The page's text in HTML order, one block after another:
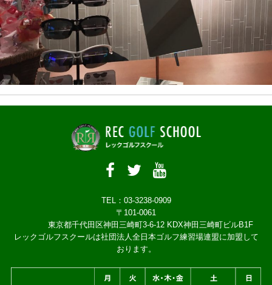
TEL：03-3238-0909
〒101-0061
東京都千代田区神田三崎町3-6-12 KDX神田三崎町ビルB1F
レックゴルフスクールは社団法人全日本ゴルフ練習場連盟に加盟して
おります。